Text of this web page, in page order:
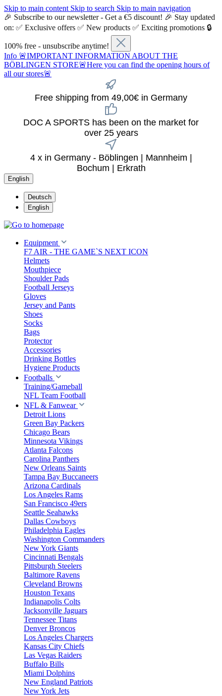
Skip to main content Skip to search Skip to main navigation
🎉 Subscribe to our newsletter - Get a €5 discount! 🎉 Stay updated
on: ✅ Exclusive offers ✅ New products ✅ Exciting promotions 🔒
100% free - unsubscribe anytime!
Info 🚨IMPORTANT INFORMATION ABOUT THE
BÖBLINGEN STORE🚨Here you can find the opening hours of
all our stores🚨
Free shipping from 49,00€ in Germany
DOC A SPORTS has been on the market for
over 25 years
4 x in Germany - Böblingen | Mannheim |
Bochum | Erkrath
English
Deutsch
English
Equipment
F7 AIR - THE GAME`S NEXT ICON
Helmets
Mouthpiece
Shoulder Pads
Football Jerseys
Gloves
Jersey and Pants
Shoes
Socks
Bags
Protector
Accessories
Drinking Bottles
Hygiene Products
Footballs
Training/Gameball
NFL Team Football
NFL & Fanwear
Detroit Lions
Green Bay Packers
Chicago Bears
Minnesota Vikings
Atlanta Falcons
Carolina Panthers
New Orleans Saints
Tampa Bay Buccaneers
Arizona Cardinals
Los Angeles Rams
San Francisco 49ers
Seattle Seahawks
Dallas Cowboys
Philadelphia Eagles
Washington Commanders
New York Giants
Cincinnati Bengals
Pittsburgh Steelers
Baltimore Ravens
Cleveland Browns
Houston Texans
Indianapolis Colts
Jacksonville Jaguars
Tennessee Titans
Denver Broncos
Los Angeles Chargers
Kansas City Chiefs
Las Vegas Raiders
Buffalo Bills
Miami Dolphins
New England Patriots
New York Jets